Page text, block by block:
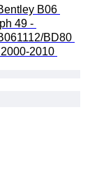
B06
49 -
BD80
2010